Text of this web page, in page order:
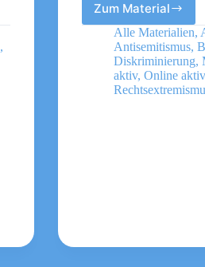
,
Zum Materialdeconstruct
Codes
und
Metaphern
Alle Materialien,
Antisemitismus,
Diskriminierung,
aktiv,Online aktiv